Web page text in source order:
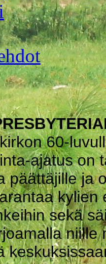
60-
ajatus on
päättäjille ja
sekä
niille